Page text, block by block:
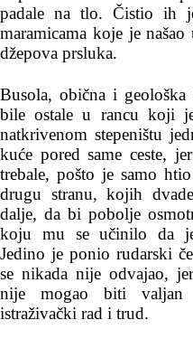
padale na tlo. Čistio ih
maramicama koje je
džepova prsluka.
Busola, obična i geološka
bile ostale u rancu koji
natkrivenom stepeništu
kuće pored same ceste,
trebale, pošto je samo
drugu stranu, kojih
dalje, da bi pobolje
koju mu se učinilo da
Jedino je ponio rudarski
se nikada nije odvajao,
nije mogao biti
istraživački rad i trud.